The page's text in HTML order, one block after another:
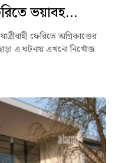
ভয়াবহ...
ফেরিতে অগ্নিকাণ্ডের
এ ঘটনায় এখনো নিখোঁজ